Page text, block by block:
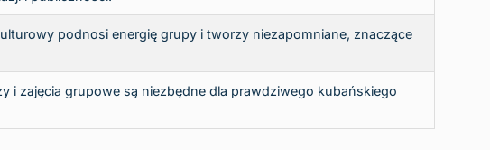
podnosi energię grupy i tworzy niezapomniane, znaczące
i zajęcia grupowe są niezbędne dla prawdziwego kubańskiego